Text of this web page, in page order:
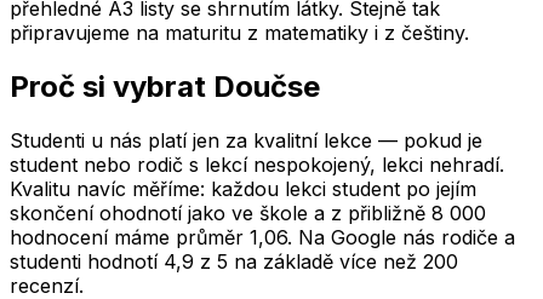
přehledné A3 listy se shrnutím látky. Stejně tak
připravujeme na maturitu z matematiky i z češtiny.
Proč si vybrat Doučse
Studenti u nás platí jen za kvalitní lekce — pokud je
student nebo rodič s lekcí nespokojený, lekci nehradí.
Kvalitu navíc měříme: každou lekci student po jejím
skončení ohodnotí jako ve škole a z přibližně 8 000
hodnocení máme průměr 1,06. Na Google nás rodiče a
studenti hodnotí 4,9 z 5 na základě více než 200
recenzí.